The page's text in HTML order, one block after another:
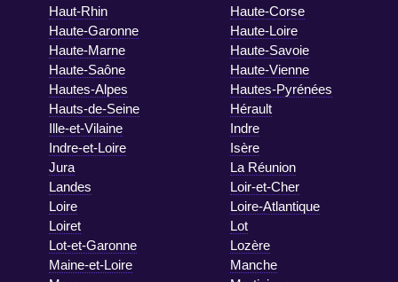
Haut-Rhin
Haute-Corse
Haute-Garonne
Haute-Loire
Haute-Marne
Haute-Savoie
Haute-Saône
Haute-Vienne
Hautes-Alpes
Hautes-Pyrénées
Hauts-de-Seine
Hérault
Ille-et-Vilaine
Indre
Indre-et-Loire
Isère
Jura
La Réunion
Landes
Loir-et-Cher
Loire
Loire-Atlantique
Loiret
Lot
Lot-et-Garonne
Lozère
Maine-et-Loire
Manche